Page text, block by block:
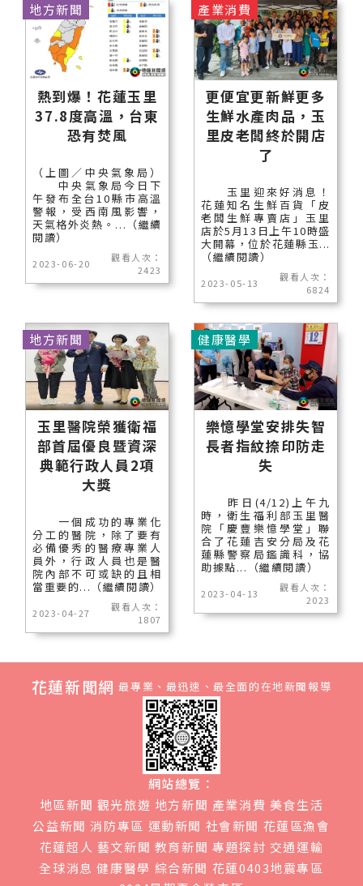
熱到爆！花蓮玉里
37.8度高溫，台東
恐有焚風
（上圖／中央氣象局）
中央氣象局今日下
午發布全台10縣市高溫
警報，受西南風影響，
天氣格外炎熱。...（繼續
閱讀）
2023-06-20
觀看人次：
2423
地方新聞
更便宜更新鮮更多
生鮮水產肉品，玉
里皮老闆終於開店
了
玉里迎來好消息！
花蓮知名生鮮百貨「皮
老闆生鮮專賣店」玉里
店於5月13日上午10時盛
大開幕，位於花蓮縣玉...
（繼續閱讀）
2023-05-13
觀看人次：
6824
產業消費
玉里醫院榮獲衛福
部首屆優良暨資深
典範行政人員2項
大獎
一個成功的專業化
分工的醫院，除了要有
必備優秀的醫療專業人
員外，行政人員也是醫
院內部不可或缺的且相
當重要的...（繼續閱讀）
2023-04-27
觀看人次：
1807
地方新聞
樂憶學堂安排失智
長者指紋捺印防走
失
昨日(4/12)上午九
時，衛生福利部玉里醫
院「慶豐樂憶學堂」聯
合了花蓮吉安分局及花
蓮縣警察局鑑識科，協
助據點...（繼續閱讀）
2023-04-13
觀看人次：
2023
健康醫學
花蓮新聞網 最專業、最迅速、最全面的在地新聞報導
網站總覽：
地區新聞 觀光旅遊 地方新聞 產業消費 美食生活
公益新聞 消防專區 運動新聞 社會新聞 花蓮區漁會
花蓮超人 藝文新聞 教育新聞 專題探討 交通運輸
全球消息 健康醫學 綜合新聞 花蓮0403地震專區